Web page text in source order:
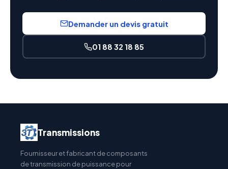
Demander un devis gratuit
01 88 32 18 85
Transmissions
Fournisseur et fabricant de composants
de transmission de puissance pour